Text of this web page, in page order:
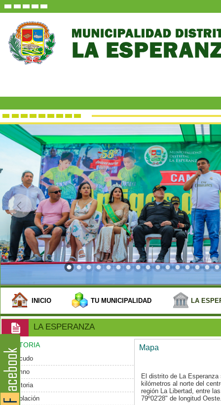
INICIO TU MUNICIPALIDAD LA
LA ESPERANZA
HISTORIA
Escudo
Himno
Historia
Población
Mapa
El distrito de La
kilómetros al norte del
región La Libertad, entre
79º02'28" de longitud